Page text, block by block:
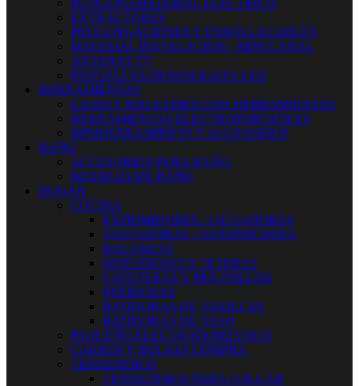
PEQUEÑO MATERIAL ELECTRICO
EXTRACTORES
PROLONGACIONES Y ENROLLACABLES
MATERIAL INSTALACIÓN - MINI CANAL
ANTENAS TV
PANTALLAS-DOWNLIGHTS LED
HERRAMIENTAS
CAJAS Y MALETINES CON HERRAMIENTAS
HERRAMIENTAS ELECTROPORTATILES
MINIHERRAMIENTA Y ACCESORIOS
BAÑO
ACCESORIOS PARA BAÑO
MUEBLES DE BAÑO
HOGAR
COCINA
EXPRIMIDORES - LICUADORAS
TOSTADORAS - SANDWICHERA
BALANZAS
HERVIDORES Y TETERAS
CAFETERAS Y MOLINILLOS
FREIDORAS
BATIDORAS DE VARILLAS
BATIDORAS DE VASO
PEQUEÑO ELECTRODOMESTICO
CARROS Y BOLSAS COMPRA
TENDEDEROS
TENDEDEROS PARA COLGAR